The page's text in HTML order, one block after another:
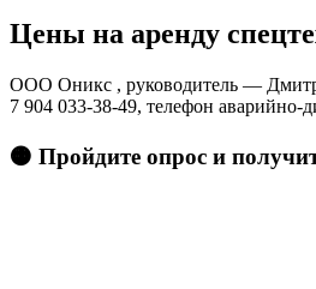
Цены на аренду
ООО Оникс , руководитель —
7 904 033-38-49, телефон аварийно-
🟠 Пройдите опрос и